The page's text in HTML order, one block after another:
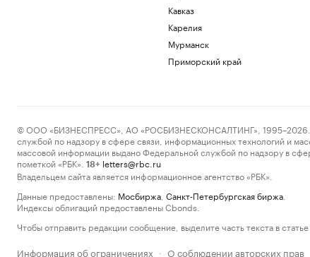
Кавказ
Карелия
Мурманск
Приморский край
© ООО «БИЗНЕСПРЕСС», АО «РОСБИЗНЕСКОНСАЛТИНГ», 1995–2026.
службой по надзору в сфере связи, информационных технологий и
массовой информации выдано Федеральной службой по надзору в
пометкой «РБК».
18+ letters@rbc.ru
Владельцем сайта является информационное агентство «РБК».
Данные предоставлены: Мосбиржа Санкт-Петербургская биржа
Индексы облигаций предоставлены Cbonds.
Чтобы отправить редакции сообщение, выделите часть текста в
Информация об ограничениях · О соблюдении авторских прав